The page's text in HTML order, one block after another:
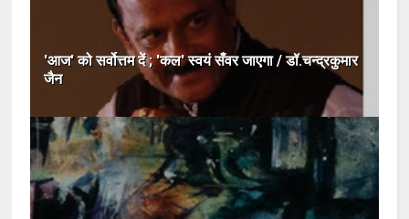
'आज' को सर्वोत्तम दें ; 'कल' स्वयं सँवर जाएगा / डॉ.चन्द्रकुमार
जैन